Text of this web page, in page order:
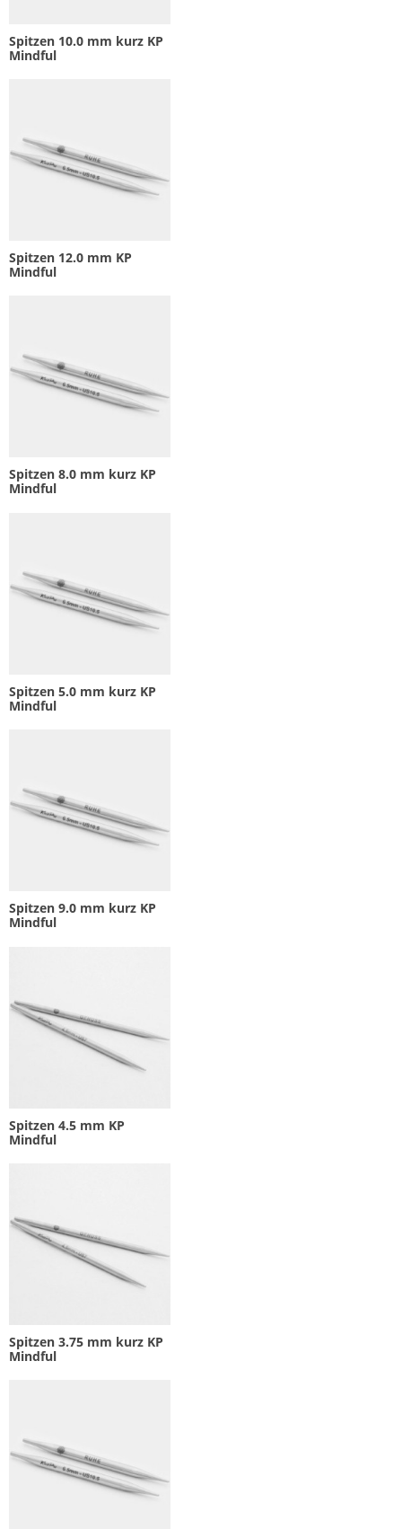
Spitzen 10.0 mm kurz KP
Mindful
Spitzen 12.0 mm KP
Mindful
Spitzen 8.0 mm kurz KP
Mindful
Spitzen 5.0 mm kurz KP
Mindful
Spitzen 9.0 mm kurz KP
Mindful
Spitzen 4.5 mm KP
Mindful
Spitzen 3.75 mm kurz KP
Mindful